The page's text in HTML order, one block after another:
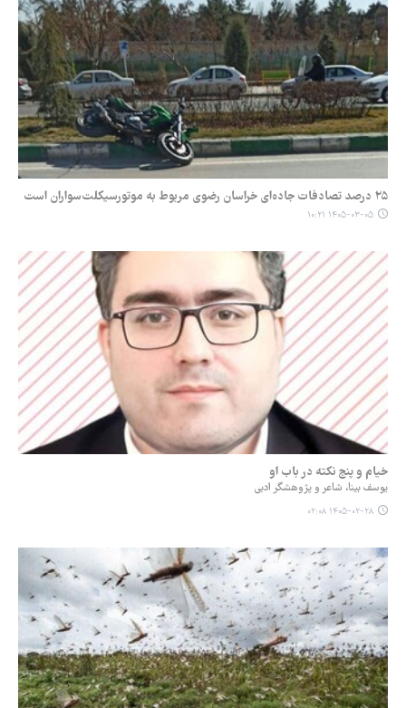
۲۵ درصد تصادفات جاده‌ای خراسان رضوی مربوط به موتورسیکلت‌سواران است
۱۴۰۵-۰۳-۰۵ ۱۰:۲۱
خیام و پنج نکته در باب او
یوسف بینا، شاعر و پژوهشگر ادبی
۱۴۰۵-۰۲-۲۸ ۰۲:۰۸